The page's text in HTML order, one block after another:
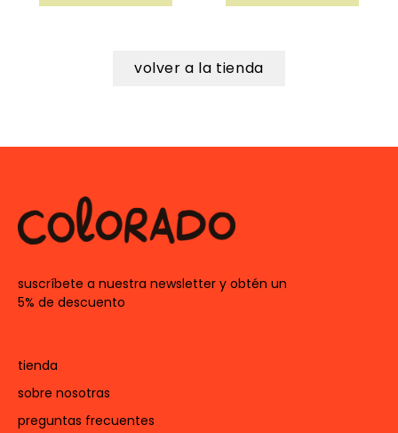
volver a la tienda
suscríbete a nuestra newsletter y obtén un
5% de descuento
tienda
sobre nosotras
preguntas frecuentes